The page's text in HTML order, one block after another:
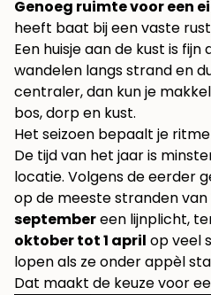
Genoeg ruimte voor een
heeft baat bij een vaste
Een huisje aan de kust is fijn
wandelen langs strand en
centraler, dan kun je
bos, dorp en kust.
Het seizoen bepaalt je ritme
De tijd van het jaar is
locatie. Volgens de eerder
op de meeste stranden van
septembereen lijnplicht,
oktober tot 1 april op veel
lopen als ze onder appèl
Dat maakt de keuze voor